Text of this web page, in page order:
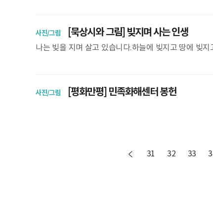
사진/그림 [묵상시와 그림] 빚지며 사는 인생
나는 빚을 지며 살고 있습니다.하늘에 빚지고 땅에 빚
사진/그림 [평화만평] 민족화해센터 봉헌
31 32 33